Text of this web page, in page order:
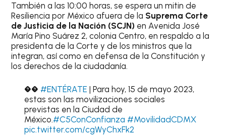
También a las 10:00 horas, se espera un mitin de
Resiliencia por México afuera de la Suprema Corte
de Justicia de la Nación (SCJN) en Avenida José
María Pino Suárez 2, colonia Centro, en respaldo a la
presidenta de la Corte y de los ministros que la
integran, así como en defensa de la Constitución y
los derechos de la ciudadanía.
�� #ENTÉRATE | Para hoy, 15 de mayo 2023,
estas son las movilizaciones sociales
previstas en la Ciudad de
México.#C5ConConfianza #MovilidadCDMX
pic.twitter.com/cgWyChxFk2